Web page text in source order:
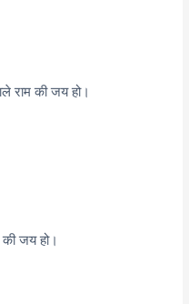
राम की जय हो।
जय हो।